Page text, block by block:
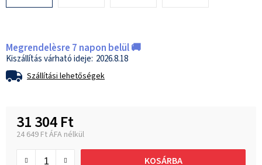
Megrendelèsre 7 napon belül 🚚
2026.8.18
Szállítási lehetőségek
31 304 Ft
24 649 Ft ÁFA nélkül
KOSÁRBA